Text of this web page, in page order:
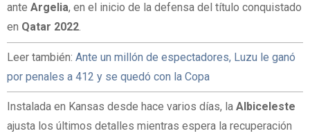
ante Argelia, en el inicio de la defensa del título conquistado
en Qatar 2022.
Leer también: Ante un millón de espectadores, Luzu le ganó
por penales a 412 y se quedó con la Copa
Instalada en Kansas desde hace varios días, la Albiceleste
ajusta los últimos detalles mientras espera la recuperación